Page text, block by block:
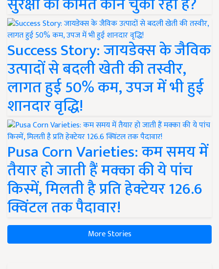
Success Story: जायडेक्स के जैविक
उत्पादों से बदली खेती की तस्वीर,
लागत हुई 50% कम, उपज में भी हुई
शानदार वृद्धि!
Pusa Corn Varieties: कम समय में
तैयार हो जाती हैं मक्का की ये पांच
किस्में, मिलती है प्रति हेक्टेयर 126.6
क्विंटल तक पैदावार!
More Stories